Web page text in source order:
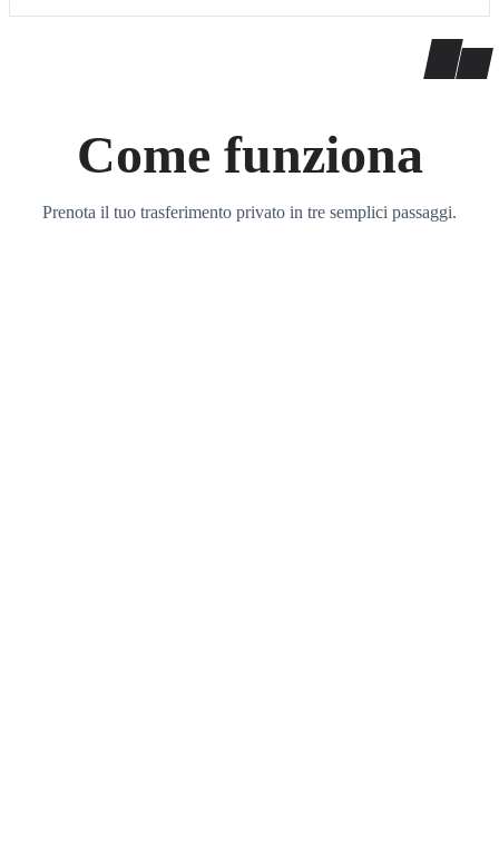
Come funziona
Prenota il tuo trasferimento privato in tre semplici passaggi.